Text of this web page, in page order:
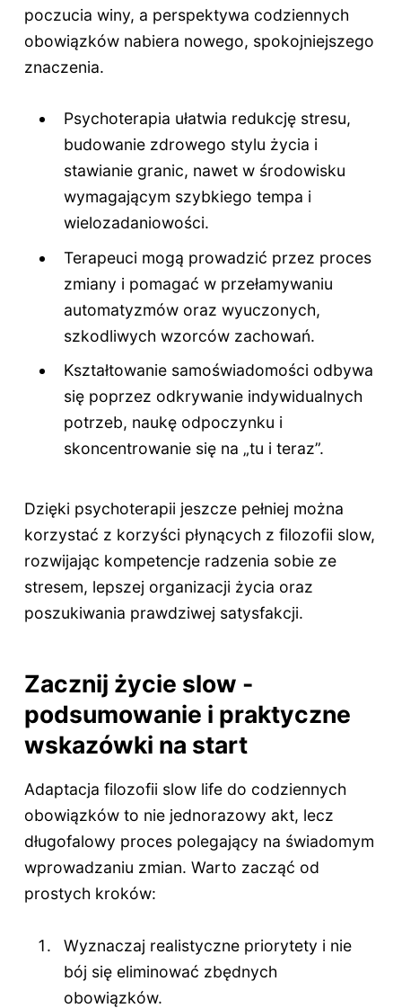
poczucia winy, a perspektywa codziennych
obowiązków nabiera nowego, spokojniejszego
znaczenia.
Psychoterapia ułatwia redukcję stresu,
budowanie zdrowego stylu życia i
stawianie granic, nawet w środowisku
wymagającym szybkiego tempa i
wielozadaniowości.
Terapeuci mogą prowadzić przez proces
zmiany i pomagać w przełamywaniu
automatyzmów oraz wyuczonych,
szkodliwych wzorców zachowań.
Kształtowanie samoświadomości odbywa
się poprzez odkrywanie indywidualnych
potrzeb, naukę odpoczynku i
skoncentrowanie się na „tu i teraz”.
Dzięki psychoterapii jeszcze pełniej można
korzystać z korzyści płynących z filozofii slow,
rozwijając kompetencje radzenia sobie ze
stresem, lepszej organizacji życia oraz
poszukiwania prawdziwej satysfakcji.
Zacznij życie slow -
podsumowanie i praktyczne
wskazówki na start
Adaptacja filozofii slow life do codziennych
obowiązków to nie jednorazowy akt, lecz
długofalowy proces polegający na świadomym
wprowadzaniu zmian. Warto zacząć od
prostych kroków:
Wyznaczaj realistyczne priorytety i nie
bój się eliminować zbędnych
obowiązków.